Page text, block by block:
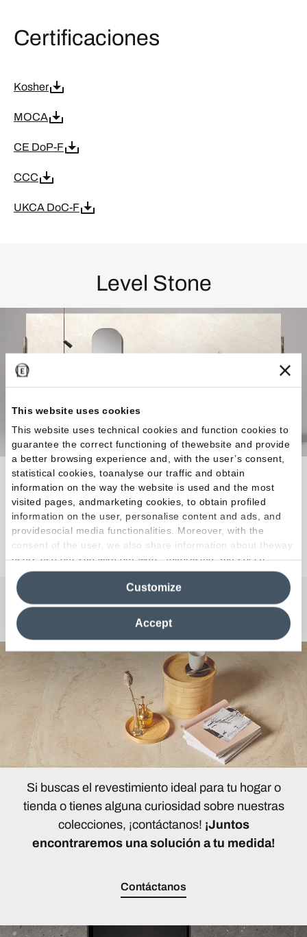
This website uses cookies
This website uses technical cookies and function cookies to
guarantee the correct functioning of thewebsite and provide
a better browsing experience and, with the user’s consent,
statistical cookies, toanalyse our traffic and obtain
information on the way the website is used and the most
visited pages, andmarketing cookies, to obtain profiled
information on the user, personalise content and ads, and
providesocial media functionalities. Moreover, with the
consent of the user, we also share information about theway
users use our site with our web, advertising and social
media analytics partners, who may combine itwith other
information in their possession. By closing this banner,
clicking on "Reject", it will be possible tocontinue browsing
the site after installing only technical cookies. For more
information see the
Cookie Policy
Accept
Customize
Certificaciones
Kosher
MOCA
CE DoP-F
CCC
UKCA DoC-F
Level Stone
La versatilidad del efecto piedra en formatos
grandes para la realización de proyectos modernos.
¿Curiosidades o Preguntas?
Si buscas el revestimiento ideal para tu hogar o
tienda o tienes alguna curiosidad sobre nuestras
colecciones, ¡contáctanos! ¡Juntos
encontraremos una solución a tu medida!
Contáctanos